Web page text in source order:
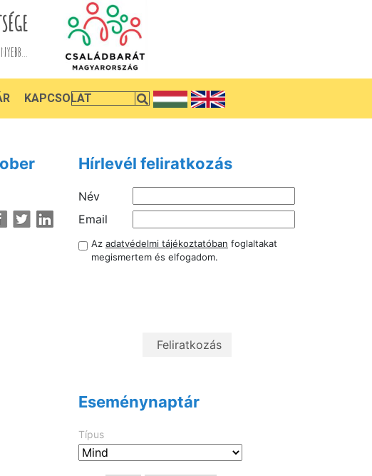
KAPCSOLAT
Hírlevél feliratkozás
Név
Email
Az adatvédelmi tájékoztatóban foglaltakat
megismertem és elfogadom.
Eseménynaptár
Típus